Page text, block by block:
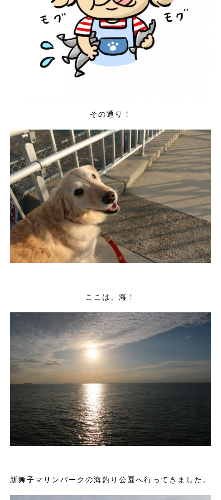
その通り！
ここは、海！
新舞子マリンパークの海釣り公園へ行ってきました。